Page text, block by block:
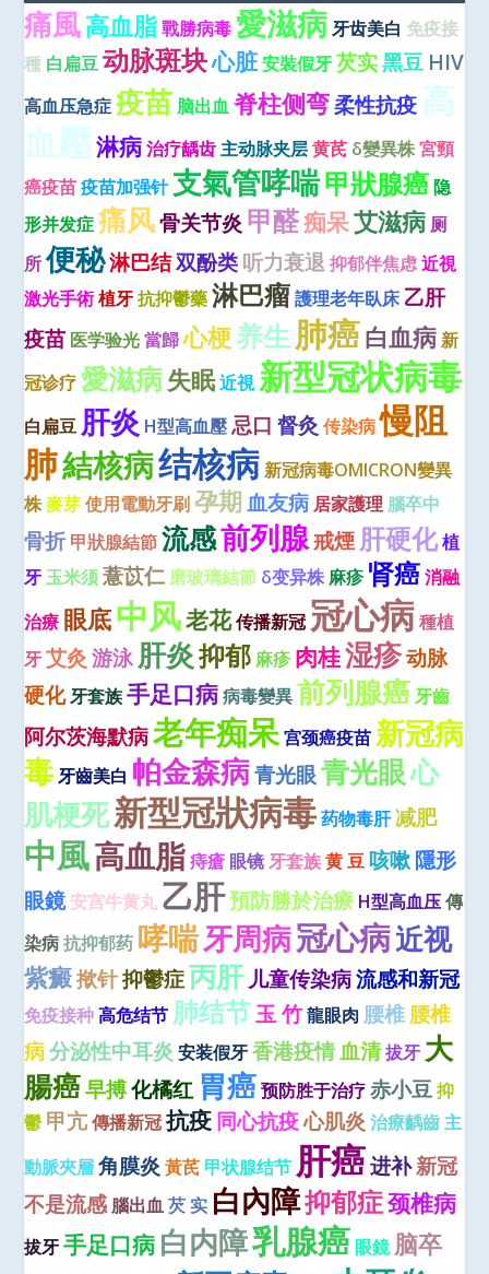
痛風高血脂 戰勝病毒 愛滋病 牙齿美白 免疫接
種 白扁豆 动脉斑块心脏安裝假牙 芡实黑豆 HIV
高血压急症 疫苗 脑出血 脊柱侧弯柔性抗疫 高
血壓淋病 治疗龋齿 主动脉夹层 黄芪 δ變異株宮頸
癌疫苗 疫苗加强针 支氣管哮喘甲狀腺癌 隐
形并发症 痛风骨关节炎 甲醛痴呆艾滋病 厕
所 便秘淋巴结双酚类听力衰退 抑郁伴焦虑 近視
激光手術植牙 抗抑鬱藥 淋巴瘤 護理老年臥床 乙肝
疫苗 医学验光 當歸 心梗养生肺癌白血病 新
冠诊疗 愛滋病失眠近視 新型冠状病毒
白扁豆 肝炎 H型高血壓 忌口 督灸 传染病 慢阻
肺結核病结核病 新冠病毒OMICRON變異
株麥芽 使用電動牙刷 孕期 血友病 居家護理 腦卒中
骨折 甲狀腺結節 流感前列腺戒煙肝硬化植
牙 玉米须 薏苡仁 磨玻璃結節 δ变异株 麻疹 肾癌 消融
治療 眼底中风老花传播新冠 冠心病 種植
牙 艾灸 游泳肝炎抑郁 麻疹 肉桂湿疹动脉
硬化牙套族 手足口病 病毒變異 前列腺癌 牙齒
阿尔茨海默病老年痴呆 宫颈癌疫苗 新冠病
毒 牙齒美白 帕金森病青光眼 青光眼心
肌梗死新型冠狀病毒 药物毒肝减肥
中風高血脂 痔瘡 眼镜 牙套族 黄 豆 咳嗽隱形
眼鏡 安宫牛黄丸 乙肝預防勝於治療 H型高血压 傳
染病 抗抑郁药 哮喘牙周病冠心病近视
紫癜揿针抑鬱症丙肝 儿童传染病流感和新冠
免疫接种 高危结节 肺结节玉 竹 龍眼肉 腰椎腰椎
病分泌性中耳炎 安装假牙 香港疫情血清拔牙 大
腸癌早搏化橘红 胃癌 预防胜于治疗 赤小豆 抑
鬱 甲亢 傳播新冠 抗疫同心抗疫心肌炎 治療齲齒 主
動脈夾層 角膜炎 黃芪 甲状腺结节 肝癌进补新冠
不是流感 腦出血 芡 实 白內障抑郁症颈椎病
拔牙 手足口病 白内障乳腺癌 眼鏡 脑卒